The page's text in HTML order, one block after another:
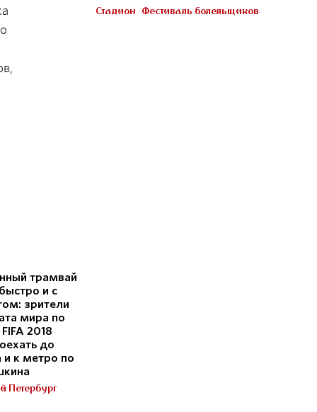
трамвай
и с
зрители
мира по
2018
до
и к метро по
Петербург
Стадион Фестиваль болельщиков